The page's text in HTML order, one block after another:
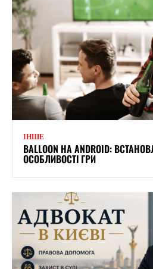
ІНШЕ
BALLOON НА ANDROID:
ОСОБЛИВОСТІ ГРИ